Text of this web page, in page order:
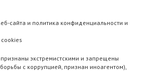
сайта и политика конфиденциальности и
экстремистскими и запрещены
с коррупцией, признан иноагентом),